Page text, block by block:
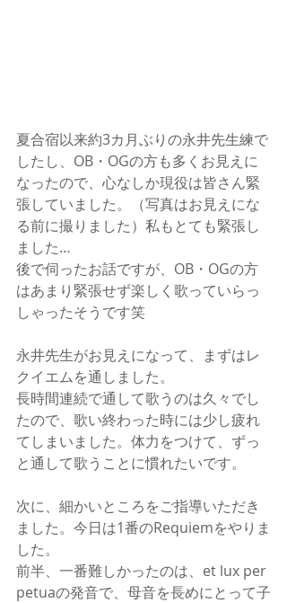
夏合宿以来約3カ月ぶりの永井先生練で
したし、OB・OGの方も多くお見えに
なったので、心なしか現役は皆さん緊
張していました。（写真はお見えにな
る前に撮りました）私もとても緊張し
ました…
後で伺ったお話ですが、OB・OGの方
はあまり緊張せず楽しく歌っていらっ
しゃったそうです笑
永井先生がお見えになって、まずはレ
クイエムを通しました。
長時間連続で通して歌うのは久々でし
たので、歌い終わった時には少し疲れ
てしまいました。体力をつけて、ずっ
と通して歌うことに慣れたいです。
次に、細かいところをご指導いただき
ました。今日は1番のRequiemをやりま
した。
前半、一番難しかったのは、et lux per
petuaの発音で、母音を長めにとって子